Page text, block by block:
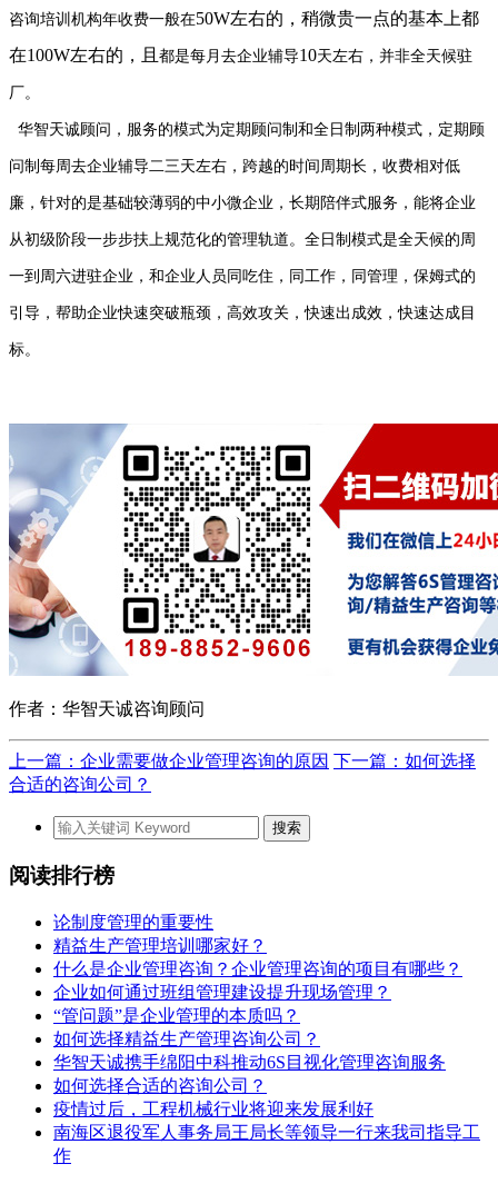
咨询培训机构年收费一般在50W左右的，稍微贵一点的基本上都
在100W左右的，且 都是每月去企业辅导10天左右 ，并非全天候驻
厂。
华智天诚顾问 ， 服务的模式为定期顾问制和全日制两种模式，定期顾
问制每周去企业辅导二三天左右 ， 跨越的时间周期长，收费相对低
廉，针对的是基础较薄弱的中小微企业，长期陪伴式服务，能将企业
从初级阶段一步步扶上规范化的管理轨道。全日制模式是全天候的周
一到周六进驻企业，和企业人员同吃住，同工作，同管理，保姆式的
引导，帮助企业快速突破瓶颈，高效攻关，快速出成效，快速达成目
标。
作者：华智天诚咨询顾问
上一篇：企业需要做企业管理咨询的原因 下一篇：如何选择
合适的咨询公司？
阅读排行榜
论制度管理的重要性
精益生产管理培训哪家好？
什么是企业管理咨询？企业管理咨询的项目有哪些？
企业如何通过班组管理建设提升现场管理？
“管问题”是企业管理的本质吗？
如何选择精益生产管理咨询公司？
华智天诚携手绵阳中科推动6S目视化管理咨询服务
如何选择合适的咨询公司？
疫情过后，工程机械行业将迎来发展利好
南海区退役军人事务局王局长等领导一行来我司指导工
作